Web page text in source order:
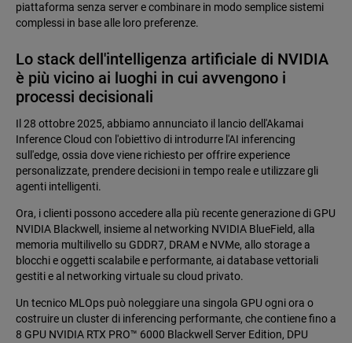
piattaforma senza server e combinare in modo semplice sistemi
complessi in base alle loro preferenze.
Lo stack dell'intelligenza artificiale di NVIDIA
è più vicino ai luoghi in cui avvengono i
processi decisionali
Il 28 ottobre 2025, abbiamo annunciato il lancio dell'Akamai
Inference Cloud con l'obiettivo di introdurre l'AI inferencing
sull'edge, ossia dove viene richiesto per offrire experience
personalizzate, prendere decisioni in tempo reale e utilizzare gli
agenti intelligenti.
Ora, i clienti possono accedere alla più recente generazione di GPU
NVIDIA Blackwell, insieme al networking NVIDIA BlueField, alla
memoria multilivello su GDDR7, DRAM e NVMe, allo storage a
blocchi e oggetti scalabile e performante, ai database vettoriali
gestiti e al networking virtuale su cloud privato.
Un tecnico MLOps può noleggiare una singola GPU ogni ora o
costruire un cluster di inferencing performante, che contiene fino a
8 GPU NVIDIA RTX PRO™ 6000 Blackwell Server Edition, DPU